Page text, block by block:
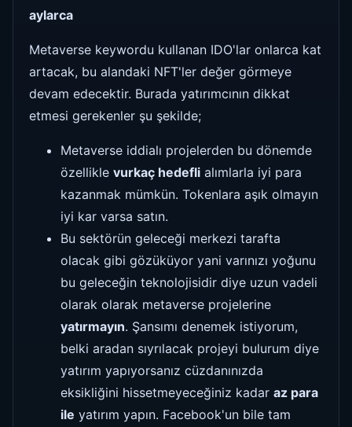
aylarca
Metaverse keywordu kullanan IDO'lar onlarca kat
artacak, bu alandaki NFT'ler değer görmeye
devam edecektir. Burada yatırımcının dikkat
etmesi gerekenler şu şekilde;
Metaverse iddialı projelerden bu dönemde
özellikle vurkaç hedefli alımlarla iyi para
kazanmak mümkün. Tokenlara aşık olmayın
iyi kar varsa satın.
Bu sektörün geleceği merkezi tarafta
olacak gibi gözüküyor yani varınızı yoğunu
bu geleceğin teknolojisidir diye uzun vadeli
olarak olarak metaverse projelerine
yatırmayın. Şansımı denemek istiyorum,
belki aradan sıyrılacak projeyi bulurum diye
yatırım yapıyorsanız cüzdanınızda
eksikliğini hissetmeyeceğiniz kadar az para
ile yatırım yapın. Facebook'un bile tam